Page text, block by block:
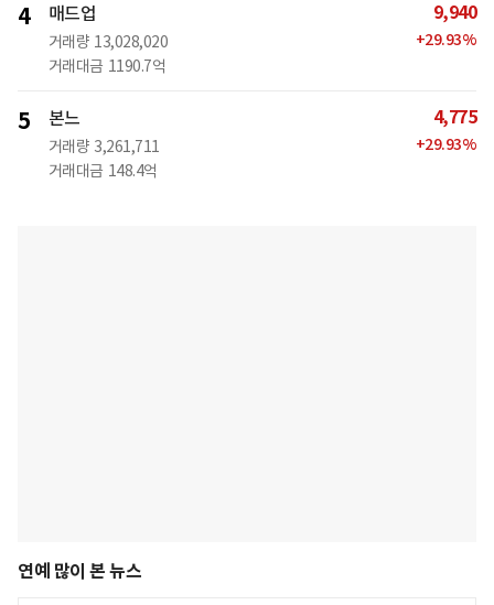
4 매드업
거래량 13,028,020
거래대금 1190.7억
9,940
+29.93%
5 본느
거래량 3,261,711
거래대금 148.4억
4,775
+29.93%
연예 많이 본 뉴스